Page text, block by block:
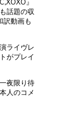
』
話題の収
訳動画も
ライヴレ
がプレイ
夜限り待
人のコメ